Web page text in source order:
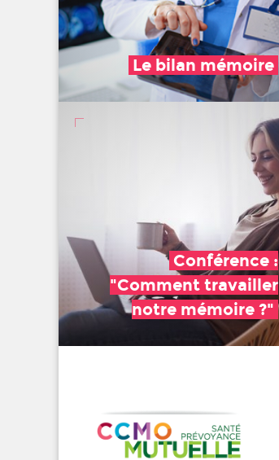
Le bilan mémoire
Conférence :
"Comment travailler
notre mémoire ?"